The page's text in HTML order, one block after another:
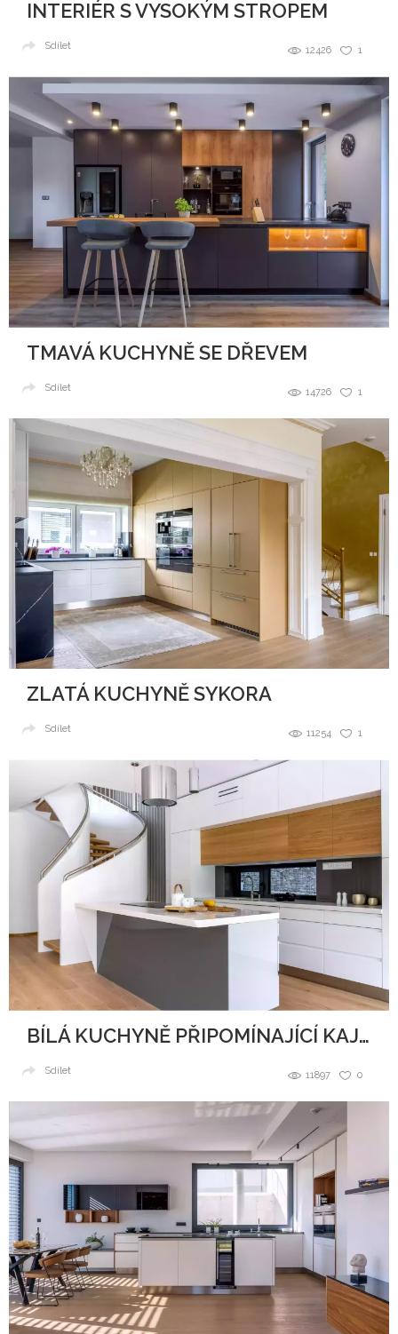
INTERIÉR S VYSOKÝM STROPEM
1
12426
Sdílet
TMAVÁ KUCHYNĚ SE DŘEVEM
1
14726
Sdílet
ZLATÁ KUCHYNĚ SYKORA
1
11254
Sdílet
BÍLÁ KUCHYNĚ PŘIPOMÍNAJÍCÍ KAJUTU NA LODI
0
11897
Sdílet